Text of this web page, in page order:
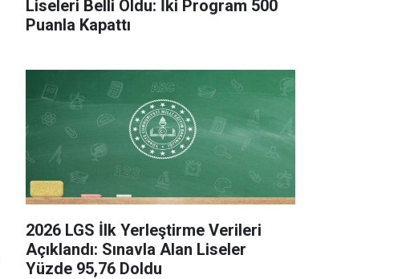
Liseleri Belli Oldu: İki Program 500
Puanla Kapattı
2026 LGS İlk Yerleştirme Verileri
Açıklandı: Sınavla Alan Liseler
Yüzde 95,76 Doldu